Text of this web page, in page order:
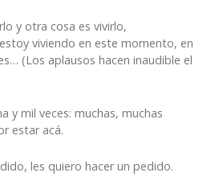
y otra cosa es vivirlo,
viviendo en este momento, en
(Los aplausos hacen inaudible el
y mil veces: muchas, muchas
estar acá.
les quiero hacer un pedido.